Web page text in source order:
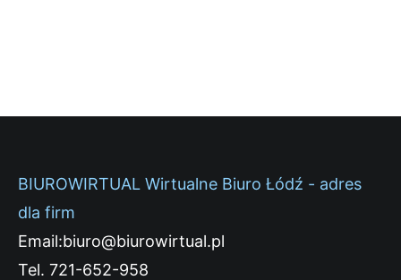
BIUROWIRTUAL Wirtualne Biuro Łódź - adres
dla firm
Email:biuro@biurowirtual.pl
Tel. 721-652-958